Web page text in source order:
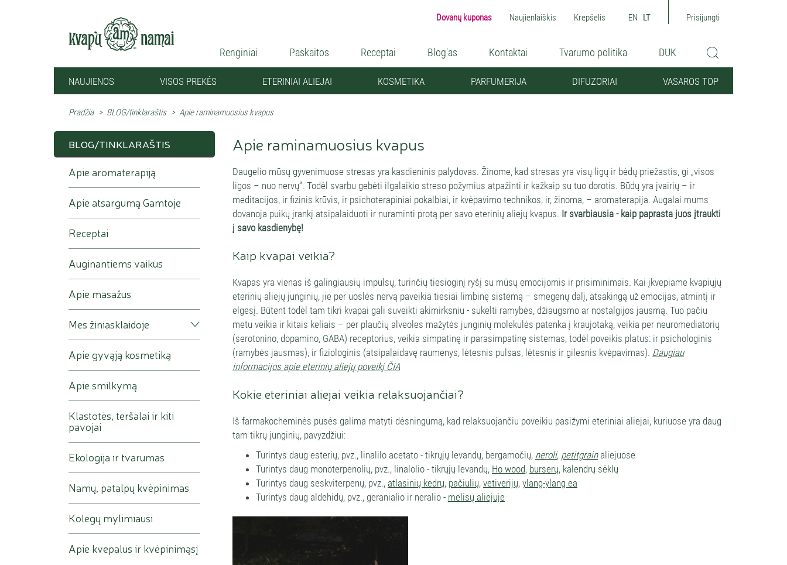
Dovanų kuponas Naujienlaiškis Krepšelis EN LT Prisijungti
Renginiai Paskaitos Receptai Blog'as Kontaktai Tvarumo politika DUK
NAUJIENOS VISOS PREKĖS ETERINIAI ALIEJAI KOSMETIKA PARFUMERIJA DIFUZORIAI VASAROS TOP
Pradžia > BLOG/tinklaraštis > Apie raminamuosius kvapus
Apie raminamuosius kvapus
Daugelio mūsų gyvenimuose stresas yra kasdieninis palydovas. Žinome, kad stresas yra visų ligų ir bėdų priežastis, gi „visos
ligos – nuo nervų“. Todėl svarbu gebėti ilgalaikio streso požymius atpažinti ir kažkaip su tuo dorotis. Būdų yra įvairių – ir
meditacijos, ir fizinis krūvis, ir psichoterapiniai pokalbiai, ir kvėpavimo technikos, ir, žinoma, – aromaterapija. Augalai mums
dovanoja puikų įrankį atsipalaiduoti ir nuraminti protą per savo eterinių aliejų kvapus. Ir svarbiausia - kaip paprasta juos įtraukti
į savo kasdienybę!
Kaip kvapai veikia?
Kvapas yra vienas iš galingiausių impulsų, turinčių tiesioginį ryšį su mūsų emocijomis ir prisiminimais. Kai įkvepiame kvapiųjų
eterinių aliejų junginių, jie per uoslės nervą paveikia tiesiai limbinę sistemą – smegenų dalį, atsakingą už emocijas, atmintį ir
elgesį. Būtent todėl tam tikri kvapai gali suveikti akimirksniu - sukelti ramybės, džiaugsmo ar nostalgijos jausmą. Tuo pačiu
metu veikia ir kitais keliais – per plaučių alveoles mažytės junginių molekulės patenka į kraujotaką, veikia per neuromediatorių
(serotonino, dopamino, GABA) receptorius, veikia simpatinę ir parasimpatinę sistemas, todėl poveikis platus: ir psichologinis
(ramybės jausmas), ir fiziologinis (atsipalaidavę raumenys, lėtesnis pulsas, lėtesnis ir gilesnis kvėpavimas). Daugiau
informacijos apie eterinių aliejų poveikį ČIA
Kokie eteriniai aliejai veikia relaksuojančiai?
Iš farmakocheminės pusės galima matyti dėsningumą, kad relaksuojančiu poveikiu pasižymi eteriniai aliejai, kuriuose yra daug
tam tikrų junginių, pavyzdžiui:
Turintys daug esterių, pvz., linalilo acetato - tikrųjų levandų, bergamočių, neroli, petitgrainaliejuose
Turintys daug monoterpenolių, pvz., linalolio - tikrųjų levandų, Ho wood, burserų, kalendrų sėklų
Turintys daug seskviterpenų, pvz., atlasinių kedrų, pačiulių, vetiverijų, ylang-ylang ea
Turintys daug aldehidų, pvz., geranialio ir neralio - melisų aliejuje
BLOG/TINKLARAŠTIS
Apie aromaterapiją
Apie atsargumą Gamtoje
Receptai
Auginantiems vaikus
Apie masažus
Mes žiniasklaidoje
Apie gyvąją kosmetiką
Apie smilkymą
Klastotės, teršalai ir kiti
pavojai
Ekologija ir tvarumas
Namų, patalpų kvėpinimas
Kolegų mylimiausi
Apie kvepalus ir kvėpinimąsį